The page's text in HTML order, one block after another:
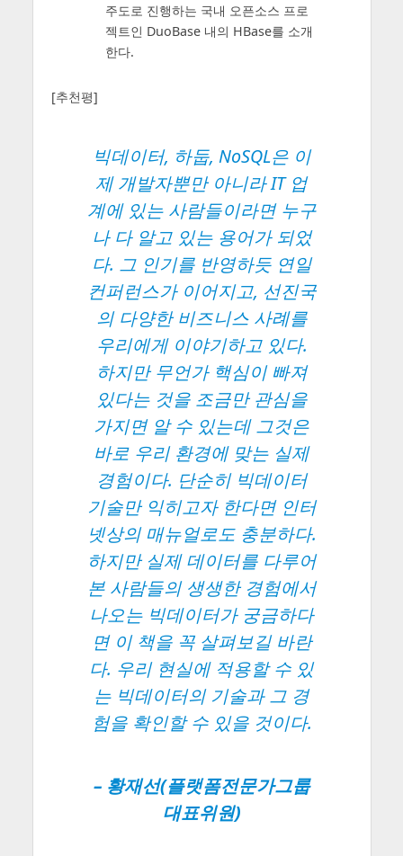
주도로 진행하는 국내 오픈소스 프로
젝트인 DuoBase 내의 HBase를 소개
한다.
[추천평]
빅데이터, 하둡, NoSQL은 이
제 개발자뿐만 아니라 IT 업
계에 있는 사람들이라면 누구
나 다 알고 있는 용어가 되었
다. 그 인기를 반영하듯 연일
컨퍼런스가 이어지고, 선진국
의 다양한 비즈니스 사례를
우리에게 이야기하고 있다.
하지만 무언가 핵심이 빠져
있다는 것을 조금만 관심을
가지면 알 수 있는데 그것은
바로 우리 환경에 맞는 실제
경험이다. 단순히 빅데이터
기술만 익히고자 한다면 인터
넷상의 매뉴얼로도 충분하다.
하지만 실제 데이터를 다루어
본 사람들의 생생한 경험에서
나오는 빅데이터가 궁금하다
면 이 책을 꼭 살펴보길 바란
다. 우리 현실에 적용할 수 있
는 빅데이터의 기술과 그 경
험을 확인할 수 있을 것이다.
– 황재선(플랫폼전문가그룹
대표위원)